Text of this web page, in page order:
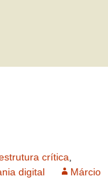
crítica
digital
Márcio